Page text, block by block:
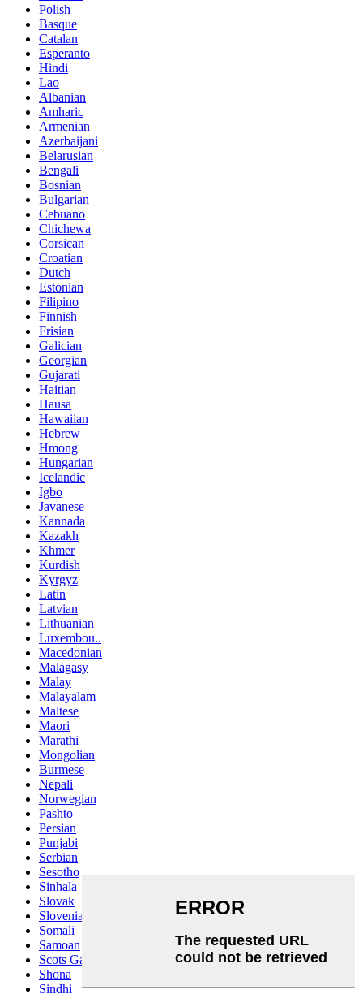
Polish
Basque
Catalan
Esperanto
Hindi
Lao
Albanian
Amharic
Armenian
Azerbaijani
Belarusian
Bengali
Bosnian
Bulgarian
Cebuano
Chichewa
Corsican
Croatian
Dutch
Estonian
Filipino
Finnish
Frisian
Galician
Georgian
Gujarati
Haitian
Hausa
Hawaiian
Hebrew
Hmong
Hungarian
Icelandic
Igbo
Javanese
Kannada
Kazakh
Khmer
Kurdish
Kyrgyz
Latin
Latvian
Lithuanian
Luxembou..
Macedonian
Malagasy
Malay
Malayalam
Maltese
Maori
Marathi
Mongolian
Burmese
Nepali
Norwegian
Pashto
Persian
Punjabi
Serbian
Sesotho
Sinhala
Slovak
Slovenian
Somali
Samoan
Scots Gaelic
Shona
Sindhi